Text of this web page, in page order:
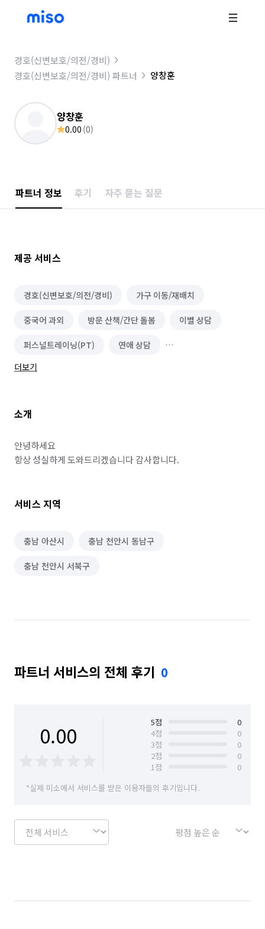
경호(신변보호/의전/경비)
경호(신변보호/의전/경비) 파트너
양창훈
양창훈
0.00 (0)
파트너 정보 후기 자주 묻는 질문
제공 서비스
경호(신변보호/의전/경비) 가구 이동/재배치
중국어 과외 방문 산책/간단 돌봄 이별 상담
퍼스널트레이닝(PT) 연애 상담
스포츠지도사 준비
더보기
소개
안녕하세요
항상 성실하게 도와드리겠습니다 감사합니다.
서비스 지역
충남 아산시 충남 천안시 동남구
충남 천안시 서북구
파트너 서비스의 전체 후기 0
0.00 5점
0
4점
0
3점
0
2점
0
1점
0
*실제 미소에서 서비스를 받은 이용자들의 후기입니다.